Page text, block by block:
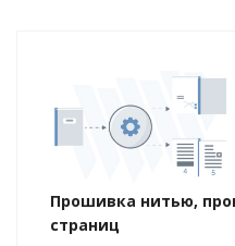
Прошивка нитью,
страниц